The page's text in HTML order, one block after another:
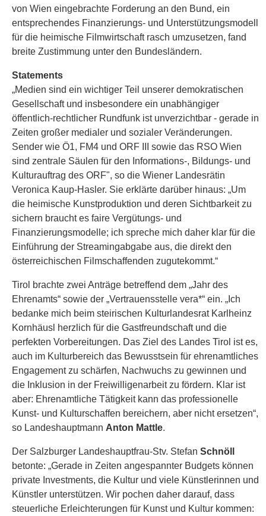
von Wien eingebrachte Forderung an den Bund, ein
entsprechendes Finanzierungs- und Unterstützungsmodell
für die heimische Filmwirtschaft rasch umzusetzen, fand
breite Zustimmung unter den Bundesländern.
Statements
„Medien sind ein wichtiger Teil unserer demokratischen
Gesellschaft und insbesondere ein unabhängiger
öffentlich-rechtlicher Rundfunk ist unverzichtbar - gerade in
Zeiten großer medialer und sozialer Veränderungen.
Sender wie Ö1, FM4 und ORF III sowie das RSO Wien
sind zentrale Säulen für den Informations-, Bildungs- und
Kulturauftrag des ORF", so die Wiener Landesrätin
Veronica Kaup-Hasler. Sie erklärte darüber hinaus: „Um
die heimische Kunstproduktion und deren Sichtbarkeit zu
sichern braucht es faire Vergütungs- und
Finanzierungsmodelle; ich spreche mich daher klar für die
Einführung der Streamingabgabe aus, die direkt den
österreichischen Filmschaffenden zugutekommt.“
Tirol brachte zwei Anträge betreffend dem „Jahr des
Ehrenamts“ sowie der „Vertrauensstelle vera*“ ein. „Ich
bedanke mich beim steirischen Kulturlandesrat Karlheinz
Kornhäusl herzlich für die Gastfreundschaft und die
perfekten Vorbereitungen. Das Ziel des Landes Tirol ist es,
auch im Kulturbereich das Bewusstsein für ehrenamtliches
Engagement zu schärfen, Nachwuchs zu gewinnen und
die Inklusion in der Freiwilligenarbeit zu fördern. Klar ist
aber: Ehrenamtliche Tätigkeit kann das professionelle
Kunst- und Kulturschaffen bereichern, aber nicht ersetzen“,
so Landeshauptmann Anton Mattle.
Der Salzburger Landeshauptfrau-Stv. Stefan Schnöll
betonte: „Gerade in Zeiten angespannter Budgets können
private Investments, die Kultur und viele Künstlerinnen und
Künstler unterstützen. Wir pochen daher darauf, dass
steuerliche Erleichterungen für Kunst und Kultur kommen: